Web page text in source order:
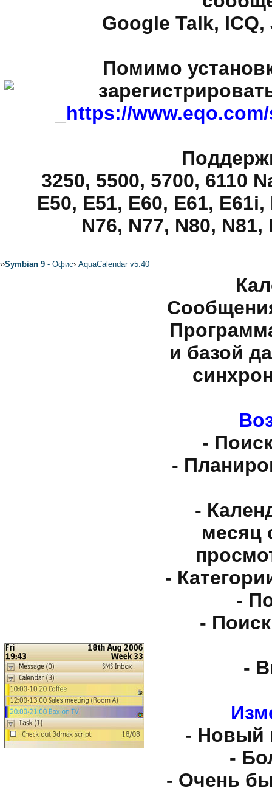
Google Talk,
Помимо
https://
3250, 5500, 5700, 6110
E50, E51, E60, E61,
N76, N77, N80,
››Symbian 9 - Офис› AquaCalendar v5.40
и базой
-
-
-
месяц
-
-
-
-
- Новый
-
- Очень